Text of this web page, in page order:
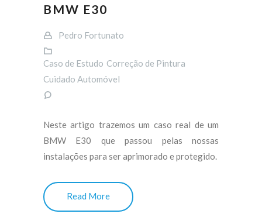
BMW E30
Pedro Fortunato
Caso de Estudo Correção de Pintura
Cuidado Automóvel
Neste artigo trazemos um caso real de um
BMW E30 que passou pelas nossas
instalações para ser aprimorado e protegido.
Read More